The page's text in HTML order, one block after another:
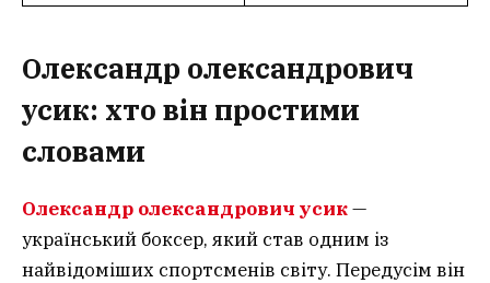
Олександр олександрович
усик: хто він простими
словами
Олександр олександрович усик—
український боксер, який став одним із
найвідоміших спортсменів світу. Передусім він